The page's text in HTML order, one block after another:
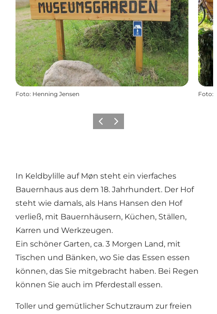
Foto: Henning Jensen Foto:
ZurückWeiter
In Keldbylille auf Møn steht ein vierfaches
Bauernhaus aus dem 18. Jahrhundert. Der Hof
steht wie damals, als Hans Hansen den Hof
verließ, mit Bauernhäusern, Küchen, Ställen,
Karren und Werkzeugen.
Ein schöner Garten, ca. 3 Morgen Land, mit
Tischen und Bänken, wo Sie das Essen essen
können, das Sie mitgebracht haben. Bei Regen
können Sie auch im Pferdestall essen.
Toller und gemütlicher Schutzraum zur freien